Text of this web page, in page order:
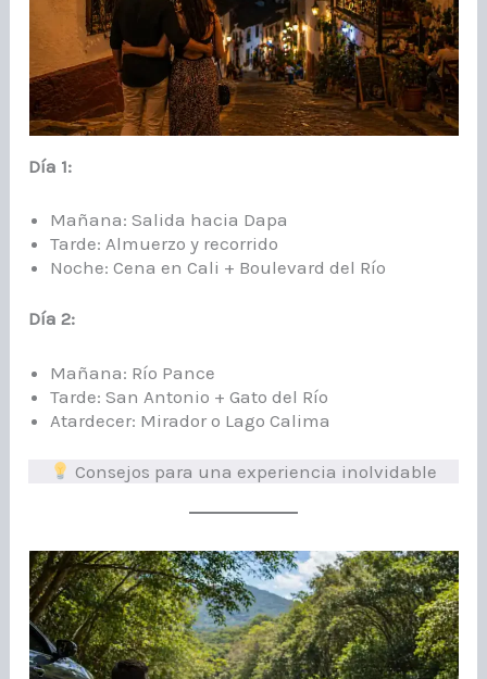
Día 1:
Mañana: Salida hacia Dapa
Tarde: Almuerzo y recorrido
Noche: Cena en Cali + Boulevard del Río
Día 2:
Mañana: Río Pance
Tarde: San Antonio + Gato del Río
Atardecer: Mirador o Lago Calima
Consejos para una experiencia inolvidable